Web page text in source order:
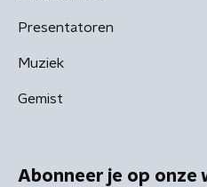
Presentatoren
Muziek
Gemist
Abonneer je op onze